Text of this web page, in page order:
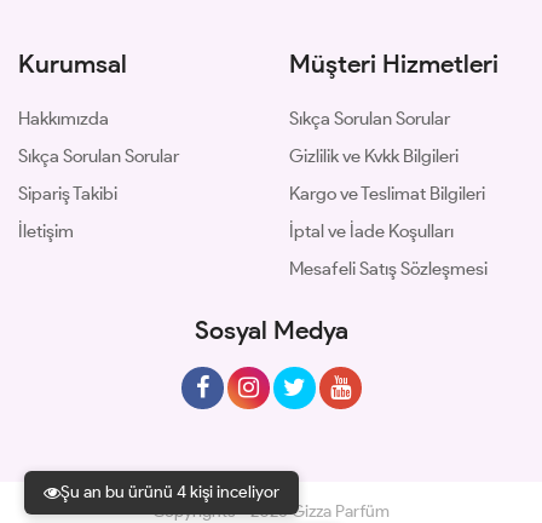
Şu an bu ürünü 4 kişi inceliyor
Kurumsal
Hakkımızda
Sıkça Sorulan Sorular
Sipariş Takibi
İletişim
Müşteri Hizmetleri
Sıkça Sorulan Sorular
Gizlilik ve Kvkk Bilgileri
Kargo ve Teslimat Bilgileri
İptal ve İade Koşulları
Mesafeli Satış Sözleşmesi
Sosyal Medya
Copyrights © 2026 Gizza Parfüm